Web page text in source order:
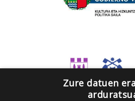
Zure datuen